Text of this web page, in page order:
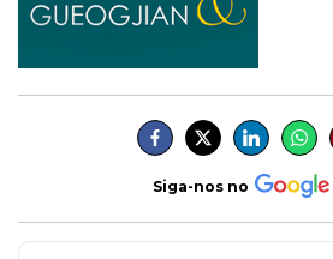
Siga-nos no